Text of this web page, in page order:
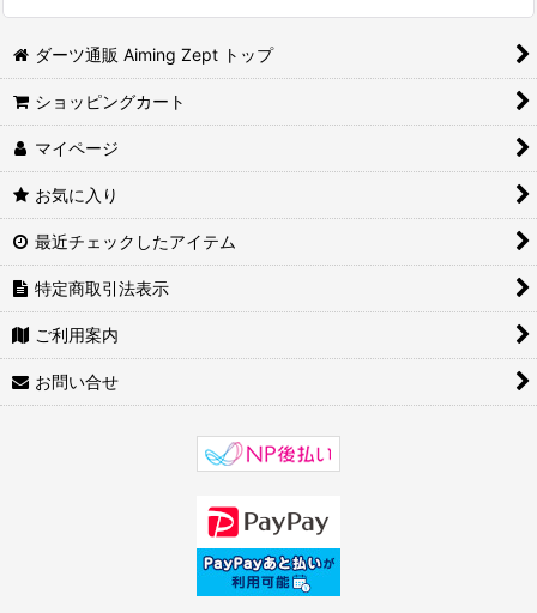
ダーツ通販 Aiming Zept トップ
ショッピングカート
マイページ
お気に入り
最近チェックしたアイテム
特定商取引法表示
ご利用案内
お問い合せ